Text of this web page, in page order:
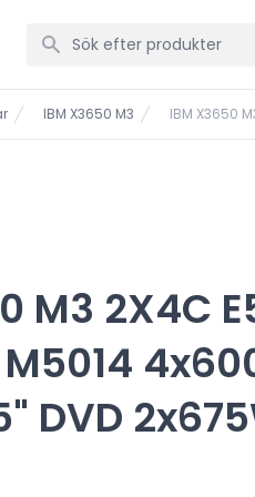
IBM X3650 M3 IBM X3650
M3 2X4C
M5014
DVD